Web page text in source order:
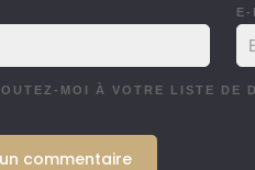
MOI À VOTRE LISTE DE